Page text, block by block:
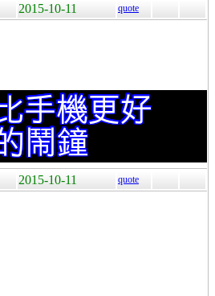
2015-10-11 quote
2015-10-11 quote